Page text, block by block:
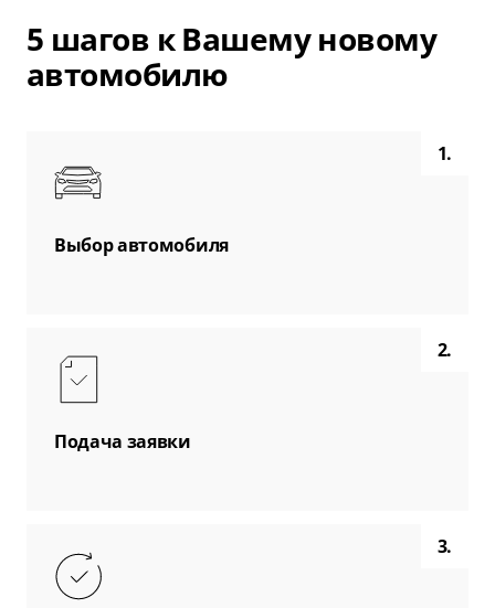
5 шагов к Вашему новому
автомобилю
1.
Выбор автомобиля
2.
Подача заявки
3.